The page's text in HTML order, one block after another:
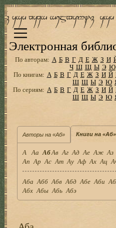
Электронная
По авторам: А Б В Г Д Е Ж З И
Ч Ш Щ Ы Э Ю
По книгам: А Б В Г Д Е Ж З И Й
Ш Щ Ы Э Ю
По сериям: А Б В Г Д Е Ж З И Й
Ш Щ Ы Э Ю
Авторы на «Аб» Книги на «Аб»
А Аа АбАв Аг Ад Ае Аж Аз
Ап Ар Ас Ат Ау Аф Ах Ац
Аба Абб Абв Абд Абе Аби
Абх Абы Абь Абэ